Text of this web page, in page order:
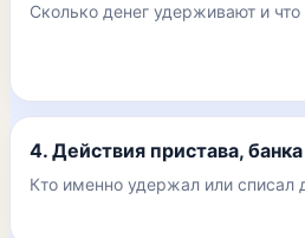
Сколько денег удерживают и что
4. Действия пристава,
Кто именно удержал или списал